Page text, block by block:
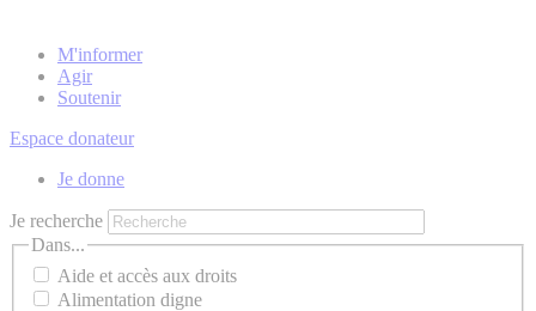
M'informer
Agir
Soutenir
Espace donateur
Je donne
Je recherche
Dans...
Aide et accès aux droits
Alimentation digne